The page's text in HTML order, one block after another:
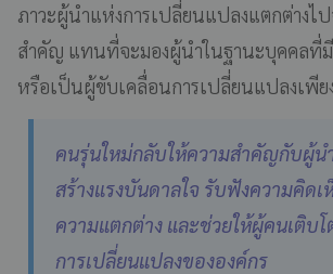
ภาวะผู้นำแห่งการเปลี่ยนแปลงแตกต่างไ
สำคัญ แทนที่จะมองผู้นำในฐานะบุคคลที่มี
หรือเป็นผู้ขับเคลื่อนการเปลี่ยนแปลงเพีย
คนรุ่นใหม่กลับให้ความสำคัญกับผู้น
สร้างแรงบันดาลใจ รับฟังความคิดเ
ความแตกต่าง และช่วยให้ผู้คนเติบ
การเปลี่ยนแปลงขององค์กร